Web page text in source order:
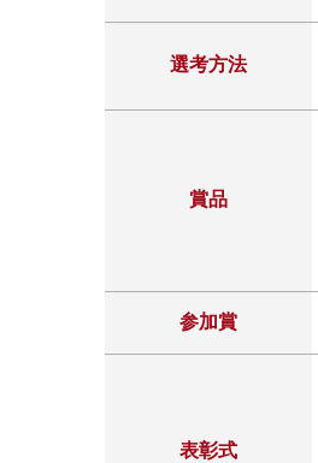
選考方法
賞品
参加賞
表彰式